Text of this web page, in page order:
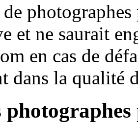
et ne saurait
en cas de
dans la qualité